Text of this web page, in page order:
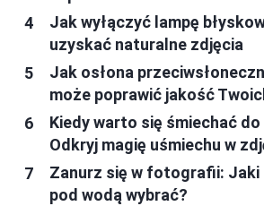
Jak wyłączyć lampę
uzyskać naturalne zdjęcia
Jak osłona
może poprawić jakość
Kiedy warto się śmiechać
Odkryj magię uśmiechu w
Zanurz się w fotografii: Jaki
pod wodą wybrać?